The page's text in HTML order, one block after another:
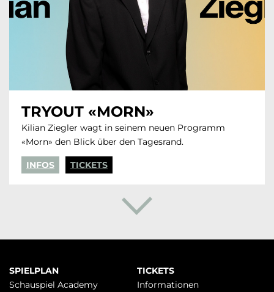
TRYOUT «MORN»
Kilian Ziegler wagt in seinem neuen Programm
«Morn» den Blick über den Tagesrand.
INFOS TICKETS
Navigation
überspringen
SPIELPLAN
Schauspiel Academy
TICKETS
Infor­mationen